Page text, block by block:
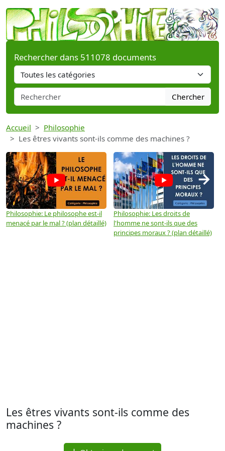
Rechercher dans 511078 documents
Chercher
Accueil
Philosophie
Les êtres vivants sont-ils comme des machines ?
Philosophie: Le philosophe est-il
menacé par le mal ? (plan détaillé)
Philosophie: Les droits de
l'homme ne sont-ils que des
principes moraux ? (plan détaillé)
→
Les êtres vivants sont-ils comme des
machines ?